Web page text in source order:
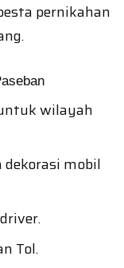
pernikahan
wilayah
mobil
Tol.